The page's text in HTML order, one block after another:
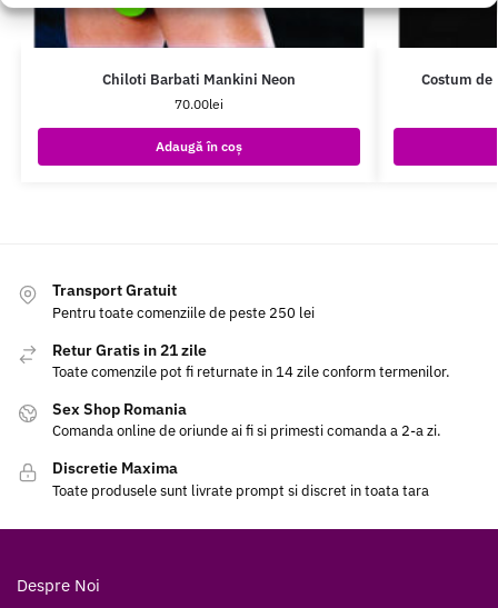
Chiloti Barbati Mankini Neon
70.00lei
Adaugă în coș
Costum
Transport Gratuit
Pentru toate comenziile de peste 250 lei
Retur Gratis in 21 zile
Toate comenzile pot fi returnate in 14 zile conform termenilor.
Sex Shop Romania
Comanda online de oriunde ai fi si primesti comanda a 2-a zi.
Discretie Maxima
Toate produsele sunt livrate prompt si discret in toata tara
Despre Noi